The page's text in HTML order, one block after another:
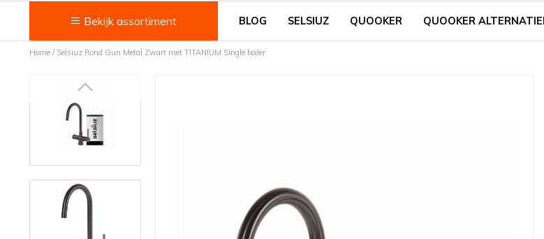
Bekijk assortiment
Keuken
Kokend water kranen
Keukenkranen
Spoelbakken
Voedselrestenvermalers
BLOG SELSIUZ QUOOKER QUOOKER
Home/ Selsiuz Rond Gun Metal Zwart met TITANIUM Single boiler